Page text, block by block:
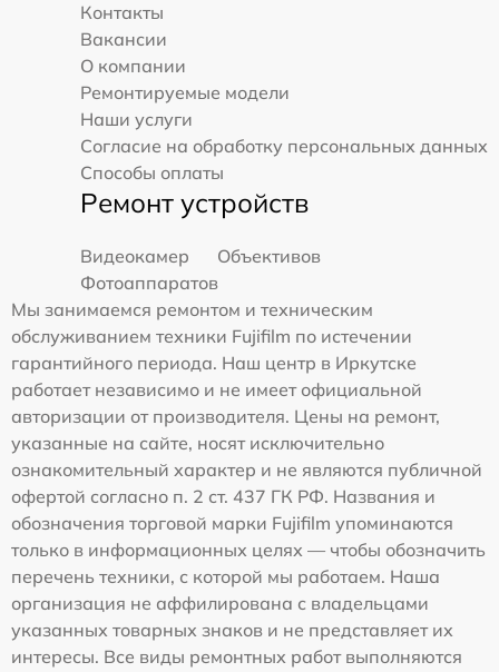
Контакты
Вакансии
О компании
Ремонтируемые модели
Наши услуги
Согласие на обработку персональных данных
Способы оплаты
Ремонт устройств
Видеокамер
Объективов
Фотоаппаратов
Мы занимаемся ремонтом и техническим
обслуживанием техники Fujifilm по истечении
гарантийного периода. Наш центр в Иркутске
работает независимо и не имеет официальной
авторизации от производителя. Цены на ремонт,
указанные на сайте, носят исключительно
ознакомительный характер и не являются публичной
офертой согласно п. 2 ст. 437 ГК РФ. Названия и
обозначения торговой марки Fujifilm упоминаются
только в информационных целях — чтобы обозначить
перечень техники, с которой мы работаем. Наша
организация не аффилирована с владельцами
указанных товарных знаков и не представляет их
интересы. Все виды ремонтных работ выполняются